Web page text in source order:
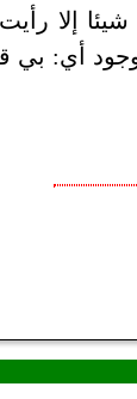
إلا رأيت
أي: